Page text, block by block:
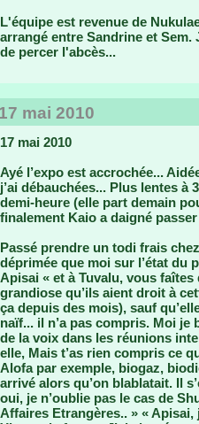
L'équipe est revenue de
arrangé entre Sandrine et
de percer l'abcès...
17 mai 2010
17 mai 2010
Ayé l’expo est accrochée...
j’ai débauchées... Plus lentes à
demi-heure (elle part demain
finalement Kaio a daigné
Passé prendre un todi frais
déprimée que moi sur l’état du
Apisai « et à Tuvalu, vous
grandiose qu’ils aient droit à
ça depuis des mois), sauf
naïf... il n’a pas compris. Moi
de la voix dans les réunions
elle, Mais t’as rien compris ce
Alofa par exemple, biogaz,
arrivé alors qu’on blablatait. Il
oui, je n’oublie pas le cas de
Affaires Etrangères.. » «